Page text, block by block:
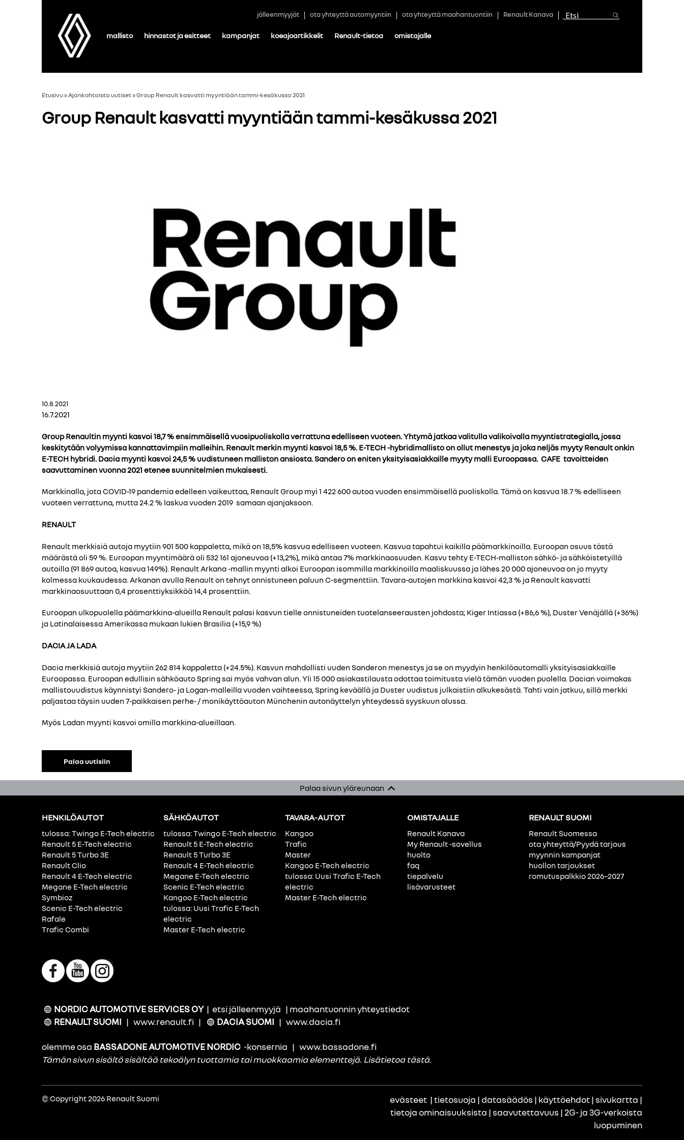
jälleenmyyjät ota yhteyttä automyyntiin ota yhteyttä maahantuontiin Renault Kanava
mallisto hinnastot ja esitteet kampanjat koeajoartikkelit Renault-tietoa omistajalle
Etusivu»Ajankohtaista uutiset»Group Renault kasvatti myyntiään tammi-kesäkussa 2021
Group Renault kasvatti myyntiään tammi-kesäkussa 2021
10.8.2021
16.7.2021
Group Renaultin myynti kasvoi 18,7 % ensimmäisellä vuosipuoliskolla verrattuna edelliseen vuoteen. Yhtymä jatkaa valitulla valikoivalla myyntistrategialla, jossa
keskitytään volyymissa kannattavimpiin malleihin. Renault merkin myynti kasvoi 18,5 %. E-TECH -hybridimallisto on ollut menestys ja joka neljäs myyty Renault onkin
E-TECH hybridi. Dacia myynti kasvoi 24,5 % uudistuneen malliston ansiosta. Sandero on eniten yksityisasiakkaille myyty malli Euroopassa. CAFE tavoitteiden
saavuttaminen vuonna 2021 etenee suunnitelmien mukaisesti.
Markkinalla, jota COVID-19 pandemia edelleen vaikeuttaa, Renault Group myi 1 422 600 autoa vuoden ensimmäisellä puoliskolla. Tämä on kasvua 18.7 % edelliseen
vuoteen verrattuna, mutta 24.2 % laskua vuoden 2019 samaan ajanjaksoon.
RENAULT
Renault merkkisiä autoja myytiin 901 500 kappaletta, mikä on 18,5% kasvua edelliseen vuoteen. Kasvua tapahtui kaikilla päämarkkinoilla. Euroopan osuus tästä
määrästä oli 59 %. Euroopan myyntimäärä oli 532 161 ajoneuvoa (+13,2%), mikä antaa 7% markkinaosuuden. Kasvu tehty E-TECH-malliston sähkö- ja sähköistetyillä
autoilla (91 869 autoa, kasvua 149%). Renault Arkana -mallin myynti alkoi Euroopan isommilla markkinoilla maaliskuussa ja lähes 20 000 ajoneuvoa on jo myyty
kolmessa kuukaudessa. Arkanan avulla Renault on tehnyt onnistuneen paluun C-segmenttiin. Tavara-autojen markkina kasvoi 42,3 % ja Renault kasvatti
markkinaosuuttaan 0,4 prosenttiyksikköä 14,4 prosenttiin.
Euroopan ulkopuolella päämarkkina-alueilla Renault palasi kasvun tielle onnistuneiden tuotelanseerausten johdosta; Kiger Intiassa (+86,6 %), Duster Venäjällä (+36%)
ja Latinalaisessa Amerikassa mukaan lukien Brasilia (+15,9 %)
DACIA JA LADA
Dacia merkkisiä autoja myytiin 262 814 kappaletta (+24.5%). Kasvun mahdollisti uuden Sanderon menestys ja se on myydyin henkilöautomalli yksityisasiakkaille
Euroopassa. Euroopan edullisin sähköauto Spring sai myös vahvan alun. Yli 15 000 asiakastilausta odottaa toimitusta vielä tämän vuoden puolella. Dacian voimakas
mallistouudistus käynnistyi Sandero- ja Logan-malleilla vuoden vaihteessa, Spring keväällä ja Duster uudistus julkaistiin alkukesästä. Tahti vain jatkuu, sillä merkki
paljastaa täysin uuden 7-paikkaisen perhe- / monikäyttöauton Münchenin autonäyttelyn yhteydessä syyskuun alussa.
Myös Ladan myynti kasvoi omilla markkina-alueillaan.
Palaa uutisiin
Palaa sivun yläreunaan
HENKILÖAUTOT
tulossa: Twingo E-Tech electric
Renault 5 E-Tech electric
Renault 5 Turbo 3E
Renault Clio
Renault 4 E-Tech electric
Megane E-Tech electric
Symbioz
Scenic E-Tech electric
Rafale
Trafic Combi
SÄHKÖAUTOT
tulossa: Twingo E-Tech electric
Renault 5 E-Tech electric
Renault 5 Turbo 3E
Renault 4 E-Tech electric
Megane E-Tech electric
Scenic E-Tech electric
Kangoo E-Tech electric
tulossa: Uusi Trafic E-Tech
electric
Master E-Tech electric
TAVARA-AUTOT
Kangoo
Trafic
Master
Kangoo E-Tech electric
tulossa: Uusi Trafic E-Tech
electric
Master E-Tech electric
OMISTAJALLE
Renault Kanava
My Renault -sovellus
huolto
faq
tiepalvelu
lisävarusteet
RENAULT SUOMI
Renault Suomessa
ota yhteyttä/Pyydä tarjous
myynnin kampanjat
huollon tarjoukset
romutuspalkkio 2026–2027
NORDIC AUTOMOTIVE SERVICES OY | etsi jälleenmyyjä | maahantuonnin yhteystiedot
RENAULT SUOMI | www.renault.fi | DACIA SUOMI | www.dacia.fi
olemme osa BASSADONE AUTOMOTIVE NORDIC -konsernia | www.bassadone.fi
Tämän sivun sisältö sisältää tekoälyn tuottamia tai muokkaamia elementtejä. Lisätietoa tästä.
© Copyright 2026 Renault Suomi evästeet |tietosuoja |datasäädös | käyttöehdot| sivukartta |
tietoja ominaisuuksista | saavutettavuus |2G- ja 3G-verkoista
luopuminen